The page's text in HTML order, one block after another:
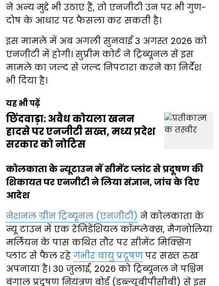
ने अन्य मुद्दे भी उठाए हैं, तो एनजीटी उन पर भी गुण-
दोष के आधार पर फैसला कर सकती है।
इस मामले में अब अगली सुनवाई 3 अगस्त 2026 को
एनजीटी में होगी। सुप्रीम कोर्ट ने ट्रिब्यूनल से इस
मामले का जल्द से जल्द निपटारा करने का निर्देश
भी दिया है।
यह भी पढ़ें
छिंदवाड़ा: अवैध कोयला खनन
हादसे पर एनजीटी सख्त, मध्य प्रदेश
सरकार को नोटिस
कोलकाता के न्यूटाउन में सीमेंट प्लांट से प्रदूषण की
शिकायत पर एनजीटी ने लिया संज्ञान, जांच के दिए
आदेश
नेशनल ग्रीन ट्रिब्यूनल (एनजीटी) ने कोलकाता के
न्यू टाउन में एक रेजिडेंशियल कॉम्प्लेक्स, मैगनोलिया
मर्लियन के पास कथित तौर पर सीमेंट मिक्सिंग
प्लांट से फैल रहे गंभीर वायु प्रदूषण पर सख्त रुख
अपनाया है। 30 जुलाई, 2026 को ट्रिब्यूनल ने पश्चिम
बंगाल प्रदूषण नियंत्रण बोर्ड (डब्ल्यूबीपीसीबी) से इस